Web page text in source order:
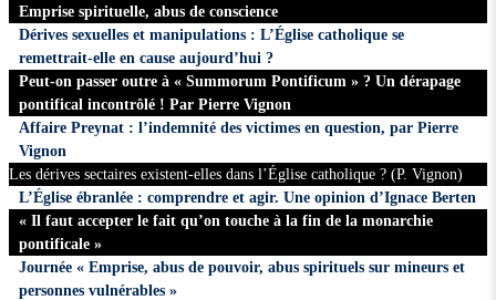
Emprise spirituelle, abus de conscience
Dérives sexuelles et manipulations : L’Église catholique se
remettrait-elle en cause aujourd’hui ?
Peut-on passer outre à « Summorum Pontificum » ? Un dérapage
pontifical incontrôlé ! Par Pierre Vignon
Affaire Preynat : l’indemnité des victimes en question, par Pierre
Vignon
Les dérives sectaires existent-elles dans l’Église catholique ? (P. Vignon)
L’Église ébranlée : comprendre et agir. Une opinion d’Ignace Berten
« Il faut accepter le fait qu’on touche à la fin de la monarchie
pontificale »
Journée « Emprise, abus de pouvoir, abus spirituels sur mineurs et
personnes vulnérables »